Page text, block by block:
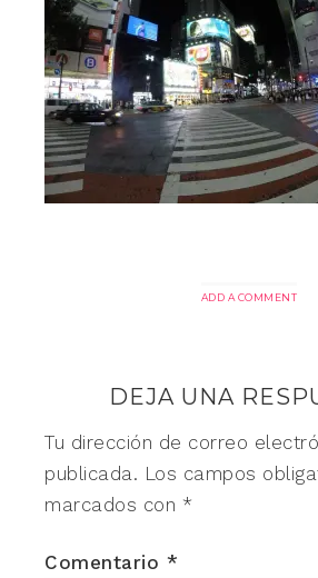
ADD A COMMENT
DEJA UNA
Tu dirección de correo
publicada. Los campos
marcados con *
Comentario *